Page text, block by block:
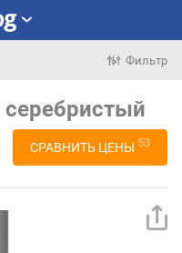
Фильтр
серебристый
СРАВНИТЬ ЦЕНЫ 53